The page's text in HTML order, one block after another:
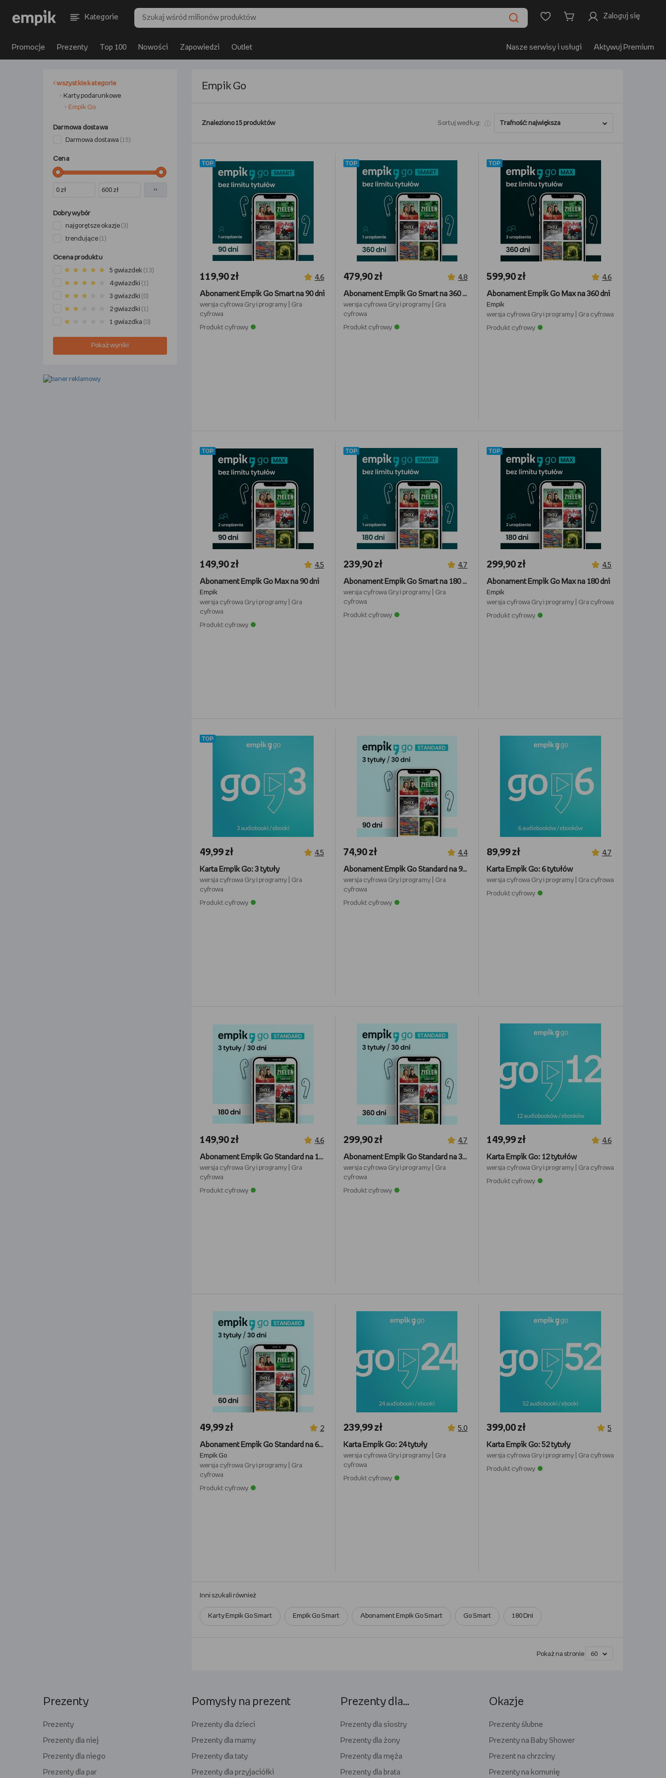
Kategorie Zaloguj się
Promocje Prezenty Top 100 Nowości Zapowiedzi Outlet Nasze serwisy i usługi Aktywuj Premium
wszystkie kategorie
Karty podarunkowe
Empik Go
Darmowa dostawa
Darmowa dostawa (15)
Cena
››
Dobry wybór
najgorętsze okazje (3)
trendujące (1)
Ocena produktu
5 gwiazdek (13)
4 gwiazdki (1)
3 gwiazdki (0)
2 gwiazdki (1)
1 gwiazdka (0)
Pokaż wyniki
Empik Go
Znaleziono 15 produktów Sortuj według:
TOP
119,90 zł 4,6
Abonament Empik Go Smart na 90 dni
wersja cyfrowa Gry i programy
Gra
cyfrowa
Produkt cyfrowy
TOP
479,90 zł 4,8
Abonament Empik Go Smart na 360 dni
wersja cyfrowa Gry i programy
Gra
cyfrowa
Produkt cyfrowy
TOP
599,90 zł 4,6
Abonament Empik Go Max na 360 dni
Empik
wersja cyfrowa Gry i programy Gra cyfrowa
Produkt cyfrowy
TOP
149,90 zł 4,5
Abonament Empik Go Max na 90 dni
Empik
wersja cyfrowa Gry i programy
Gra
cyfrowa
Produkt cyfrowy
TOP
239,90 zł 4,7
Abonament Empik Go Smart na 180 dni
wersja cyfrowa Gry i programy
Gra
cyfrowa
Produkt cyfrowy
TOP
299,90 zł 4,5
Abonament Empik Go Max na 180 dni
Empik
wersja cyfrowa Gry i programy Gra cyfrowa
Produkt cyfrowy
TOP
49,99 zł 4,5
Karta Empik Go: 3 tytuły
wersja cyfrowa Gry i programy
Gra
cyfrowa
Produkt cyfrowy
74,90 zł 4,4
Abonament Empik Go Standard na 90 dni
wersja cyfrowa Gry i programy
Gra
cyfrowa
Produkt cyfrowy
89,99 zł 4,7
Karta Empik Go: 6 tytułów
wersja cyfrowa Gry i programy Gra cyfrowa
Produkt cyfrowy
149,90 zł 4,6
Abonament Empik Go Standard na 180 dni
wersja cyfrowa Gry i programy
Gra
cyfrowa
Produkt cyfrowy
299,90 zł 4,7
Abonament Empik Go Standard na 360 dni
wersja cyfrowa Gry i programy
Gra
cyfrowa
Produkt cyfrowy
149,99 zł 4,6
Karta Empik Go: 12 tytułów
wersja cyfrowa Gry i programy Gra cyfrowa
Produkt cyfrowy
49,99 zł 2
Abonament Empik Go Standard na 60 dni
Empik Go
wersja cyfrowa Gry i programy
Gra
cyfrowa
Produkt cyfrowy
239,99 zł 5,0
Karta Empik Go: 24 tytuły
wersja cyfrowa Gry i programy
Gra
cyfrowa
Produkt cyfrowy
399,00 zł 5
Karta Empik Go: 52 tytuły
wersja cyfrowa Gry i programy Gra cyfrowa
Produkt cyfrowy
Inni szukali również
Karty Empik Go Smart Empik Go Smart Abonament Empik Go Smart Go Smart 180 Dni
Pokaż na stronie
Prezenty
Prezenty
Prezenty dla niej
Prezenty dla niego
Prezenty dla par
Pomysły na prezent
Prezenty dla dzieci
Prezenty dla mamy
Prezenty dla taty
Prezenty dla przyjaciółki
Prezenty dla…
Prezenty dla siostry
Prezenty dla żony
Prezenty dla męża
Prezenty dla brata
Okazje
Prezenty ślubne
Prezenty na Baby Shower
Prezent na chrzciny
Prezenty na komunię